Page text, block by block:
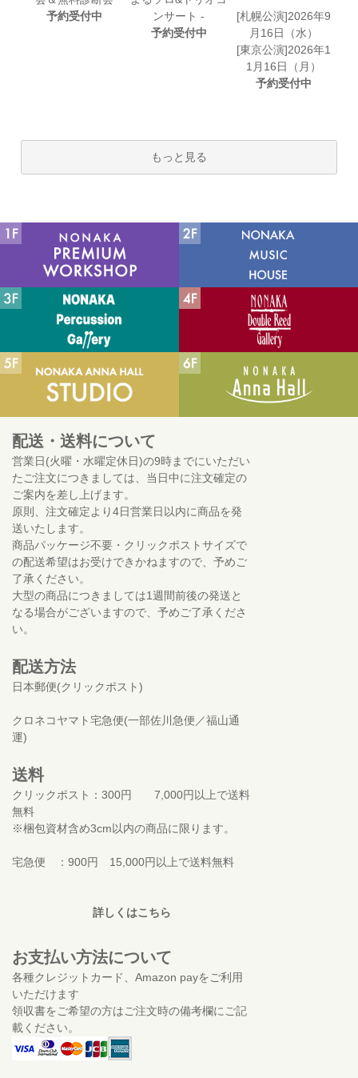
予約受付中
ンサート -
予約受付中
[札幌公演]2026年9
月16日（水）
[東京公演]2026年1
1月16日（月）
予約受付中
もっと見る
配送・送料について
営業日(火曜・水曜定休日)の9時までにいただい
たご注文につきましては、当日中に注文確定の
ご案内を差し上げます。
原則、注文確定より4日営業日以内に商品を発
送いたします。
商品パッケージ不要・クリックポストサイズで
の配送希望はお受けできかねますので、予めご
了承ください。
大型の商品につきましては1週間前後の発送と
なる場合がございますので、予めご了承くださ
い。
配送方法
日本郵便(クリックポスト)
クロネコヤマト宅急便(一部佐川急便／福山通
運)
送料
クリックポスト：300円 7,000円以上で送料
無料
※梱包資材含め3cm以内の商品に限ります。
宅急便 ：900円 15,000円以上で送料無料
詳しくはこちら
お支払い方法について
各種クレジットカード、Amazon payをご利用
いただけます
領収書をご希望の方はご注文時の備考欄にご記
載ください。